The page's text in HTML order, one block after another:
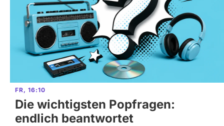
FR, 16:10
Die wichtigsten Popfragen:
endlich beantwortet